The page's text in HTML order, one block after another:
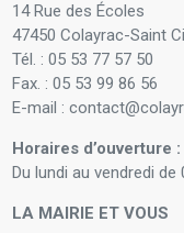
14 Rue des Écoles
47450 Colayrac-Saint
Tél. : 05 53 77 57 50
Fax. : 05 53 99 86 56
E-mail :
Horaires d’ouverture :
Du lundi au vendredi
LA MAIRIE ET VOUS